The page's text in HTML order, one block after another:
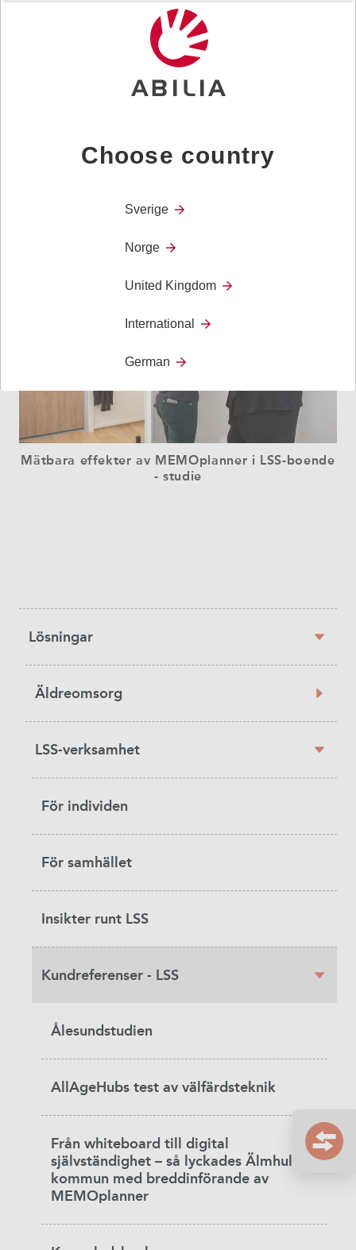
Goda råd till dem som funderar på att investera i
Mätbara effekter av MEMOplanner i LSS-boende
- studie
navigation
Lösningar
Äldreomsorg
LSS-verksamhet
För individen
För samhället
Insikter runt LSS
Kundreferenser - LSS
Ålesundstudien
AllAgeHubs test av välfärdsteknik
Från whiteboard till digital
självständighet – så lyckades Älmhults
kommun med breddinförande av
MEMOplanner
Choose country
Sverige
Norge
United Kingdom
International
German